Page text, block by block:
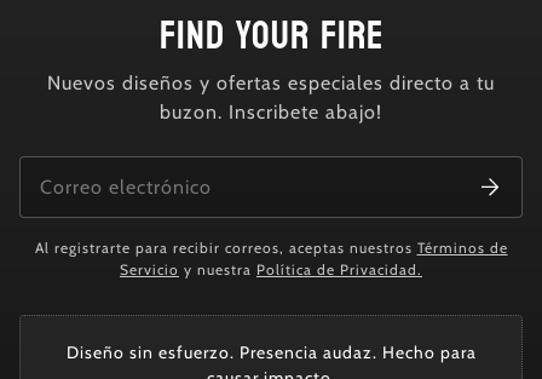
FIND YOUR FIRE
Nuevos diseños y ofertas especiales directo a tu
buzon. Inscribete abajo!
Al registrarte para recibir correos, aceptas nuestros Términos de
Servicio y nuestra Política de Privacidad.
Diseño sin esfuerzo. Presencia audaz. Hecho para